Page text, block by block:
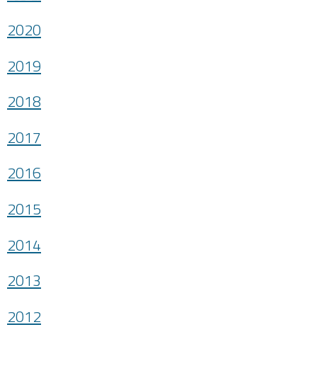
2020
2019
2018
2017
2016
2015
2014
2013
2012